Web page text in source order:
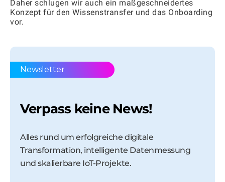
Daher schlugen wir auch ein maßgeschneidertes
Konzept für den Wissenstransfer und das Onboarding
vor.
Newsletter
Verpass keine News!
Alles rund um erfolgreiche digitale
Transformation, intelligente Datenmessung
und skalierbare IoT-Projekte.